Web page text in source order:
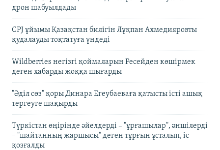
дрон шабуылдады
CPJ ұйымы Қазақстан билігін Лұқпан Ахмедияровты
қудалауды тоқтатуға үндеді
Wildberries негізгі қоймаларын Ресейден көшірмек
деген хабарды жоққа шығарды
"Әділ сөз" қоры Динара Егеубаеваға қатысты істі ашық
тергеуге шақырды
Түркістан өңірінде әйелдерді – "ұрғашылар", әншілерді
– "шайтанның жаршысы" деген тұрғын ұсталып, іс
қозғалды